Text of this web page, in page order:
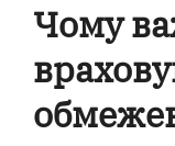
Чому